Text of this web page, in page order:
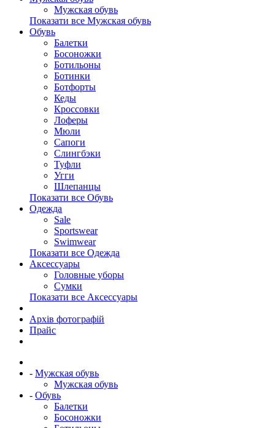
Мужская обувь
Показати все Мужская обувь
Обувь
Балетки
Босоножки
Ботильоны
Ботинки
Ботфорты
Кеды
Кроссовки
Лоферы
Мюли
Сапоги
Слингбэки
Туфли
Угги
Шлепанцы
Показати все Обувь
Одежда
Sale
Sportswear
Swimwear
Показати все Одежда
Аксессуары
Головные уборы
Сумки
Показати все Аксессуары
Архів фотографій
Прайс
- Мужская обувь
Мужская обувь
- Обувь
Балетки
Босоножки